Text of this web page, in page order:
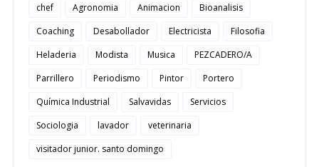
chef
Agronomia Animacion
Bioanalisis
Coaching
Desabollador Electricista
Filosofia
Heladeria
Modista Musica
PEZCADERO/A
Parrillero
Periodismo Pintor
Portero
Química Industrial
Salvavidas
Servicios
Sociologia
lavador
veterinaria
visitador junior. santo domingo